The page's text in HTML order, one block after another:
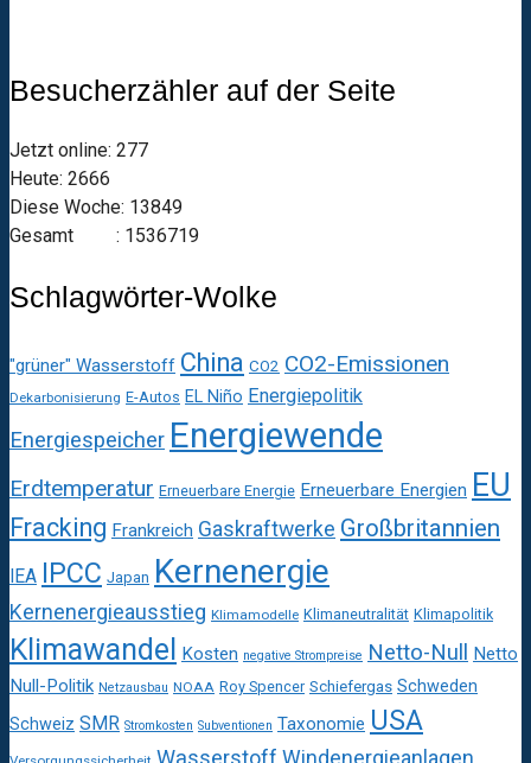
Besucherzähler auf der Seite
Jetzt online: 277
Heute: 2666
Diese Woche: 13849
Gesamt : 1536719
Schlagwörter-Wolke
"grüner" Wasserstoff China CO2 CO2-Emissionen
Dekarbonisierung E-Autos EL Niño Energiepolitik
Energiespeicher Energiewende
Erdtemperatur Erneuerbare Energie Erneuerbare Energien EU
Fracking Frankreich Gaskraftwerke Großbritannien
IEA IPCC Japan Kernenergie
Kernenergieausstieg Klimamodelle Klimaneutralität Klimapolitik
Klimawandel Kosten negative Strompreise Netto-Null
Netto
Null-Politik Netzausbau NOAA Roy Spencer Schiefergas Schweden
Schweiz SMR Stromkosten Subventionen Taxonomie USA
Wasserstoff Windenergieanlagen